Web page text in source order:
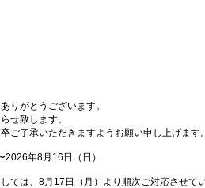
りがとうございます。
せ致します。
ご了承いただきますようお願い申し上げます。
年8月16日（日）
ては、8月17日（月）より順次ご対応させてい